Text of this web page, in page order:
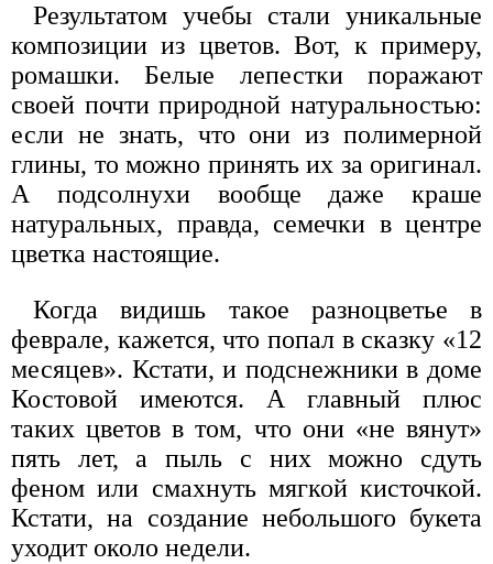
Результатом учебы стали уникальные
композиции из цветов. Вот, к примеру,
ромашки. Белые лепестки поражают
своей почти природной натуральностью:
если не знать, что они из полимерной
глины, то можно принять их за оригинал.
А подсолнухи вообще даже краше
натуральных, правда, семечки в центре
цветка настоящие.
Когда видишь такое разноцветье в
феврале, кажется, что попал в сказку «12
месяцев». Кстати, и подснежники в доме
Костовой имеются. А главный плюс
таких цветов в том, что они «не вянут»
пять лет, а пыль с них можно сдуть
феном или смахнуть мягкой кисточкой.
Кстати, на создание небольшого букета
уходит около недели.